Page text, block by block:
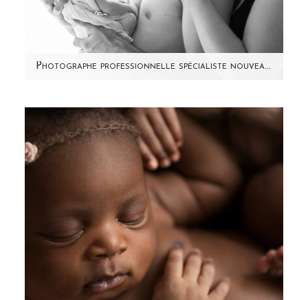
Photographe professionnelle spécialiste nouveau-ne à domicile 92 – Camille
séance photo famille à domicile qui a eu lieu
l'année dernière en…